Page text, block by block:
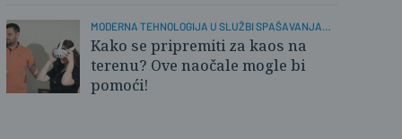
MODERNA TEHNOLOGIJA U SLUŽBI SPAŠAVANJA
ŽIVOTA
Kako se pripremiti za kaos na
terenu? Ove naočale mogle bi
pomoći!